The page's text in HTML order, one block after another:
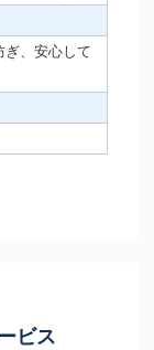
ぎ、安心して
ビス